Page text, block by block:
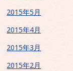
2015年5月
2015年4月
2015年3月
2015年2月